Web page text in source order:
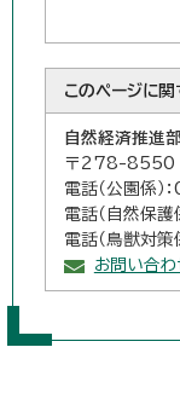
このページに関
自然経済推進
〒278-8550
電話（公園係
電話（自然保
電話（鳥獣対
お問い合わ